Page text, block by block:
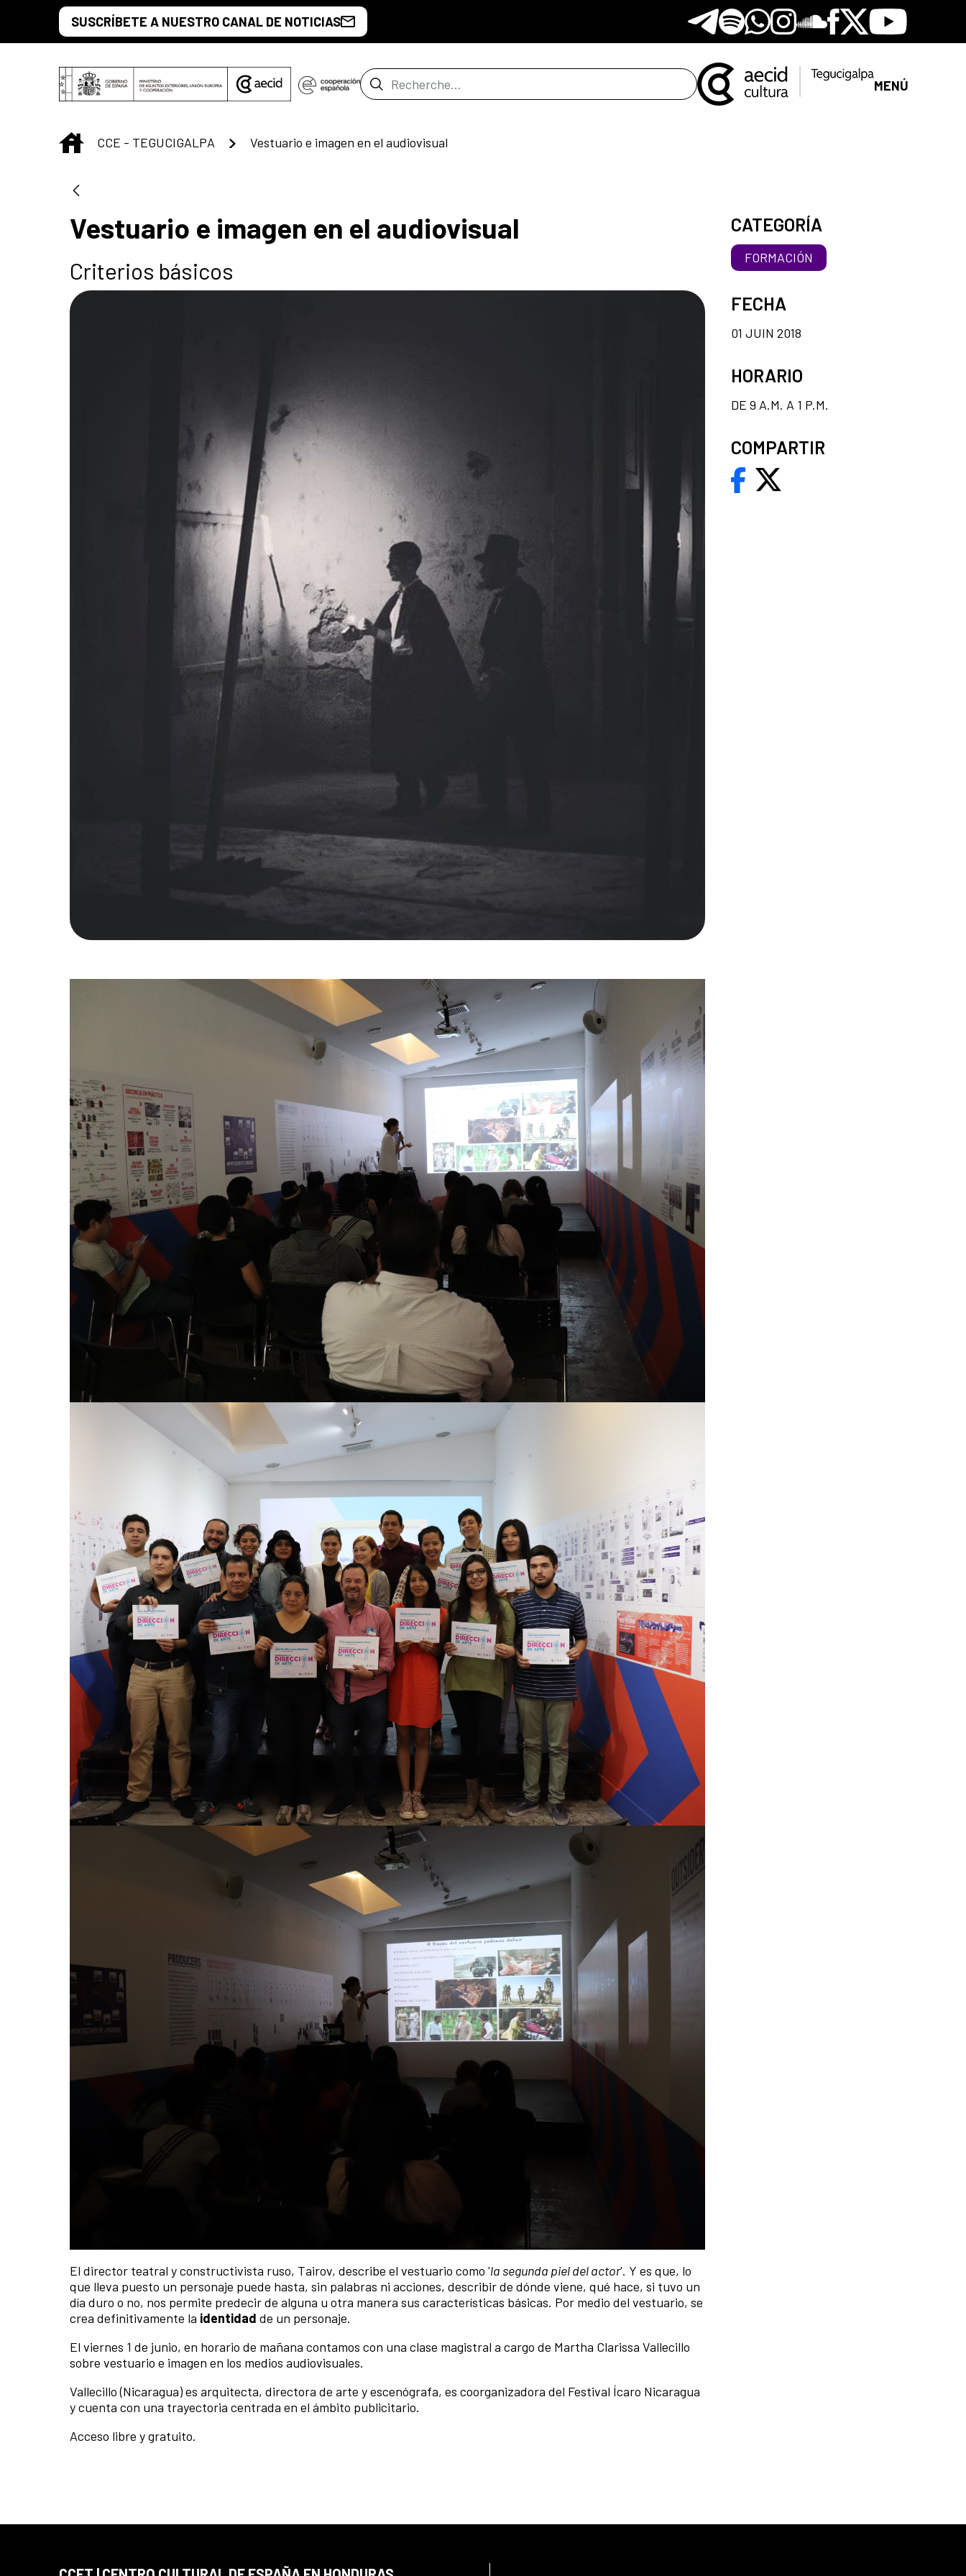
Saut au contenu principal
SUSCRÍBETE A NUESTRO CANAL DE NOTICIAS Telegram
SpotifyWhatsapp
Instagram
Soundclore
Facebook
X Youtube
Barre de recherche MENÚ
INICIO
CCE - TEGUCIGALPA Vestuario e imagen en el audiovisual
Vestuario e imagen en el audiovisual
Criterios básicos
El director teatral y constructivista ruso, Tairov, describe el vestuario como 'la segunda piel del actor'. Y es que, lo
que lleva puesto un personaje puede hasta, sin palabras ni acciones, describir de dónde viene, qué hace, si tuvo un
día duro o no, nos permite predecir de alguna u otra manera sus características básicas. Por medio del vestuario, se
crea definitivamente la identidad de un personaje.
El viernes 1 de junio, en horario de mañana contamos con una clase magistral a cargo de Martha Clarissa Vallecillo
sobre vestuario e imagen en los medios audiovisuales.
Vallecillo (Nicaragua) es arquitecta, directora de arte y escenógrafa, es coorganizadora del Festival Ícaro Nicaragua
y cuenta con una trayectoria centrada en el ámbito publicitario.
Acceso libre y gratuito.
CATEGORÍA
FORMACIÓN
FECHA
01 JUIN 2018
HORARIO
DE 9 A.M. A 1 P.M.
COMPARTIR